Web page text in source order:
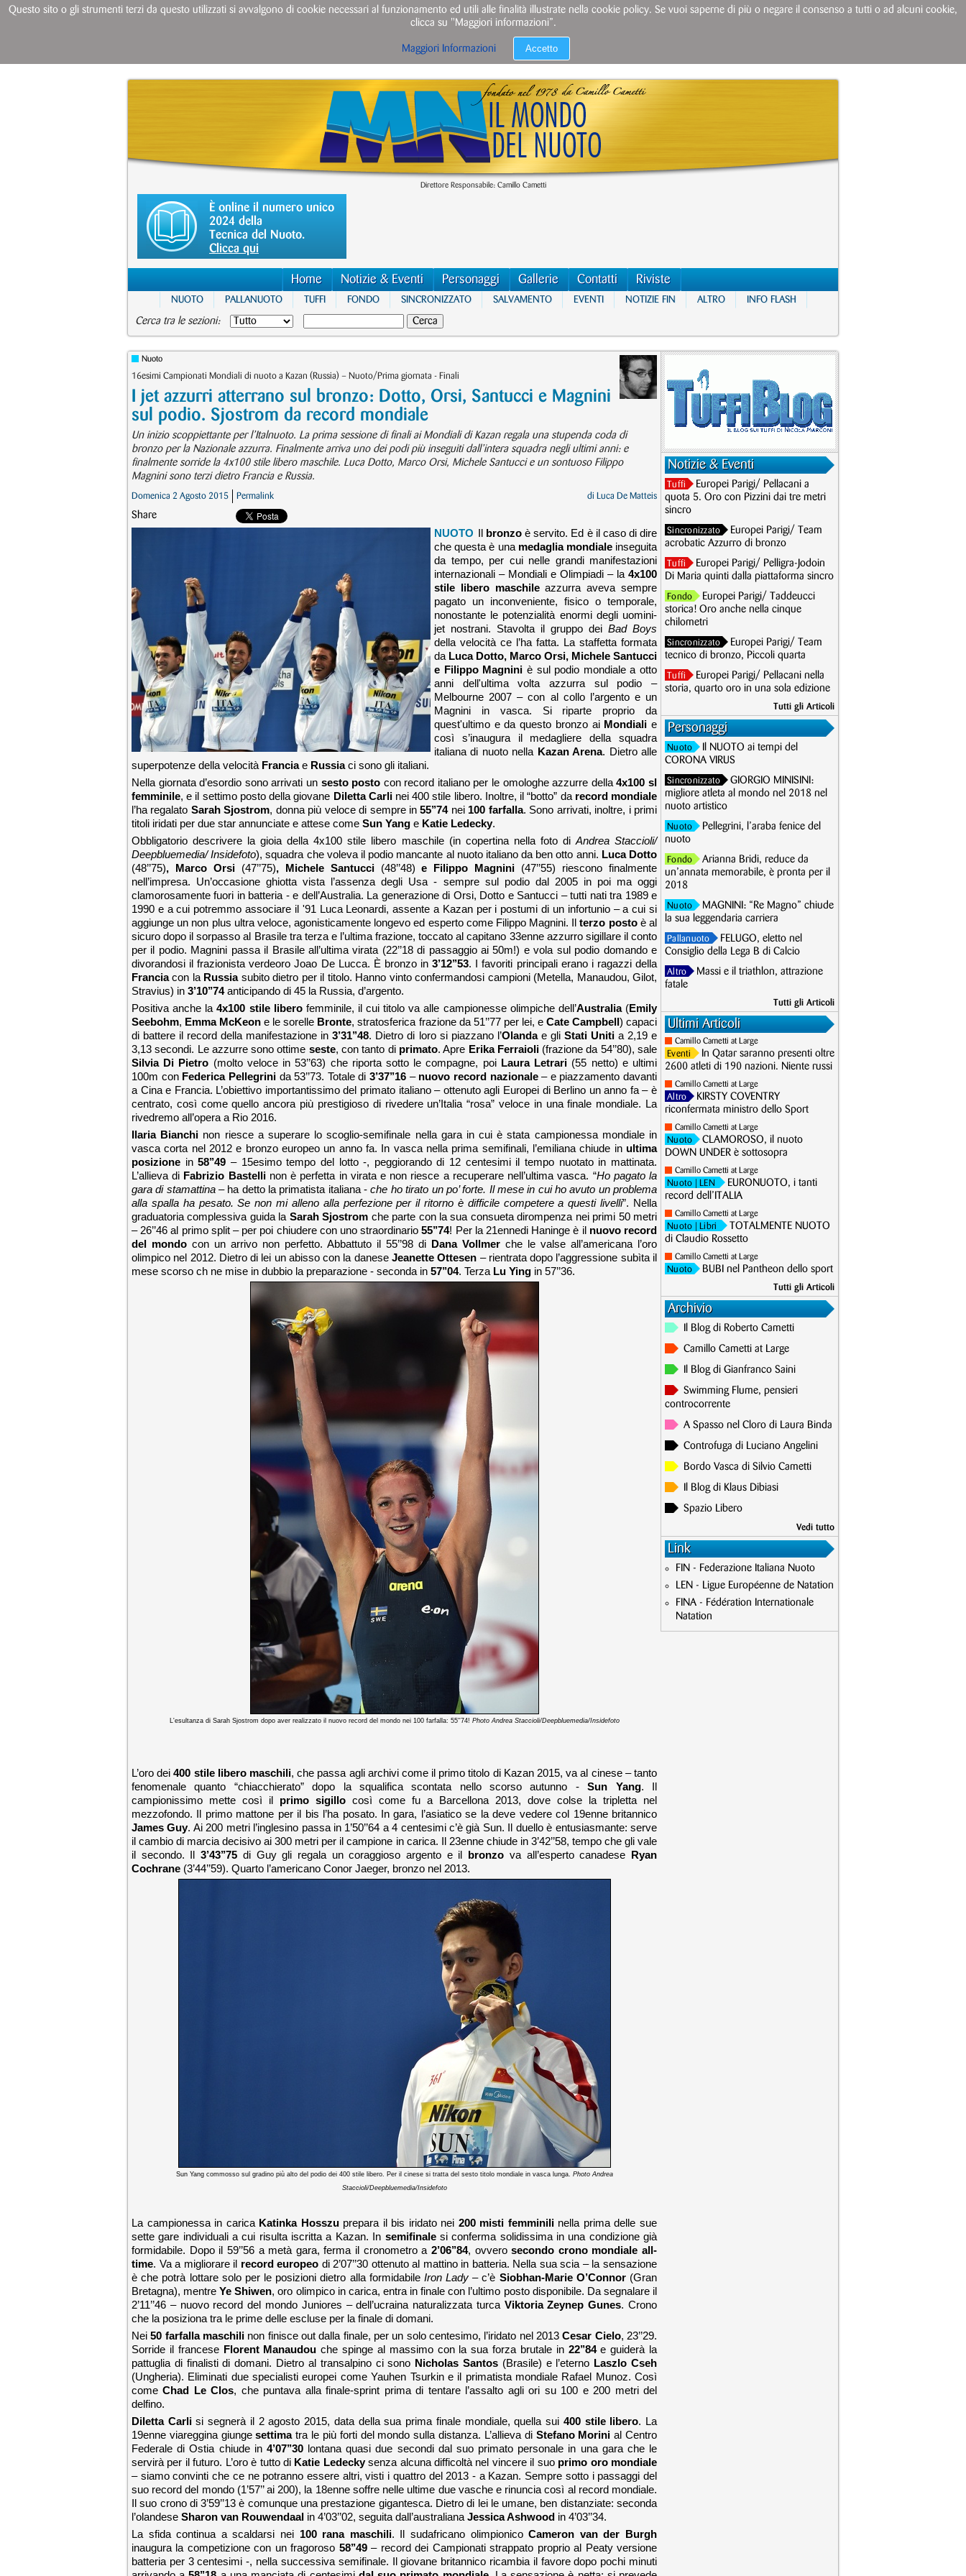
Direttore Responsabile: Camillo Cametti
È online il numero unico
2024 della
Tecnica del Nuoto.
Clicca qui
Home Notizie & Eventi Personaggi Gallerie Contatti Riviste
NUOTO PALLANUOTO TUFFI FONDO SINCRONIZZATO SALVAMENTO EVENTI NOTIZIE FIN ALTRO INFO FLASH
Cerca tra le sezioni:
Nuoto
16esimi Campionati Mondiali di nuoto a Kazan (Russia) – Nuoto/Prima giornata - Finali
I jet azzurri atterrano sul bronzo: Dotto, Orsi, Santucci e Magnini
sul podio. Sjostrom da record mondiale
Un inizio scoppiettante per l’Italnuoto. La prima sessione di finali ai Mondiali di Kazan regala una stupenda coda di
bronzo per la Nazionale azzurra. Finalmente arriva uno dei podi più inseguiti dall’intera squadra negli ultimi anni: e
finalmente sorride la 4x100 stile libero maschile. Luca Dotto, Marco Orsi, Michele Santucci e un sontuoso Filippo
Magnini sono terzi dietro Francia e Russia.
Domenica 2 Agosto 2015 Permalink di Luca De Matteis
Share
NUOTO Il bronzo è servito. Ed è il caso di dire
che questa è una medaglia mondialeinseguita
da tempo, per cui nelle grandi manifestazioni
internazionali – Mondiali e Olimpiadi – la 4x100
stile libero maschileazzurra aveva sempre
pagato un inconveniente, fisico o temporale,
nonostante le potenzialità enormi degli uomini-
jet nostrani. Stavolta il gruppo dei Bad Boys
della velocità ce l’ha fatta. La staffetta formata
da Luca Dotto, Marco Orsi, Michele Santucci
e Filippo Magnini è sul podio mondiale a otto
anni dell'ultima volta azzurra sul podio –
Melbourne 2007 – con al collo l’argento e un
Magnini in vasca. Si riparte proprio da
quest'ultimo e da questo bronzo ai Mondiali e
così s’inaugura il medagliere della squadra
italiana di nuoto nella Kazan Arena. Dietro alle
superpotenze della velocità Franciae Russiaci sono gli italiani.
Nella giornata d’esordio sono arrivati un sesto posto con record italiano per le omologhe azzurre della4x100 sl
femminile, e il settimo posto della giovane Diletta Carlinei 400 stile libero. Inoltre, il “botto” da record mondiale
l’ha regalato Sarah Sjostrom, donna più veloce di sempre in55’’74nei 100 farfalla. Sono arrivati, inoltre, i primi
titoli iridati per due star annunciate e attese come Sun Yang e Katie Ledecky.
Obbligatorio descrivere la gioia della 4x100 stile libero maschile (in copertina nella foto di Andrea Staccioli/
Deepbluemedia/ Insidefoto), squadra che voleva il podio mancante al nuoto italiano da ben otto anni. Luca Dotto
(48’’75), Marco Orsi (47’’75), Michele Santucci (48’’48)e Filippo Magnini (47’’55) riescono finalmente
nell’impresa. Un’occasione ghiotta vista l’assenza degli Usa - sempre sul podio dal 2005 in poi ma oggi
clamorosamente fuori in batteria - e dell’Australia. La generazione di Orsi, Dotto e Santucci – tutti nati tra 1989 e
1990 e a cui potremmo associare il '91 Luca Leonardi, assente a Kazan per i postumi di un infortunio – a cui si
aggiunge un non plus ultra veloce, agonisticamente longevo ed esperto come Filippo Magnini. Ilterzo postoè al
sicuro dopo il sorpasso al Brasile tra terza e l’ultima frazione, toccato al capitano 33enne azzurro sigillare il conto
per il podio. Magnini passa il Brasile all’ultima virata (22’’18 di passaggio ai 50m!) e vola sul podio domando e
divorandosi il frazionista verdeoro Joao De Lucca. È bronzo in3’12’’53. I favoriti principali erano i ragazzi della
Franciacon la Russiasubito dietro per il titolo. Hanno vinto confermandosi campioni (Metella, Manaudou, Gilot,
Stravius) in 3’10’’74anticipando di 45 la Russia, d’argento.
Positiva anche la4x100 stile liberofemminile, il cui titolo va alle campionesse olimpiche dell’Australia(Emily
Seebohm, Emma McKeon e le sorelle Bronte, stratosferica frazione da 51’’77 per lei, e Cate Campbell) capaci
di battere il record della manifestazione in3’31’’48. Dietro di loro si piazzano l’Olandae gli Stati Unitia 2,19 e
3,13 secondi. Le azzurre sono ottime seste, con tanto di primato. Apre Erika Ferraioli(frazione da 54’’80), sale
Silvia Di Pietro (molto veloce in 53’’63) che riporta sotto le compagne, poi Laura Letrari (55 netto) e ultimi
100m con Federica Pellegrinida 53’’73. Totale di 3’37’’16 – nuovo record nazionale– e piazzamento davanti
a Cina e Francia. L’obiettivo importantissimo del primato italiano – ottenuto agli Europei di Berlino un anno fa – è
centrato, così come quello ancora più prestigioso di rivedere un’Italia “rosa” veloce in una finale mondiale. La
rivedremo all’opera a Rio 2016.
Ilaria Bianchi non riesce a superare lo scoglio-semifinale nella gara in cui è stata campionessa mondiale in
vasca corta nel 2012 e bronzo europeo un anno fa. In vasca nella prima semifinali, l’emiliana chiude in ultima
posizione in58’’49 – 15esimo tempo del lotto -, peggiorando di 12 centesimi il tempo nuotato in mattinata.
L’allieva di Fabrizio Bastellinon è perfetta in virata e non riesce a recuperare nell’ultima vasca. “Ho pagato la
gara di stamattina– ha detto la primatista italiana -che ho tirato un po’ forte. Il mese in cui ho avuto un problema
alla spalla ha pesato. Se non mi alleno alla perfezione per il ritorno è difficile competere a questi livelli”. Nella
graduatoria complessiva guida la Sarah Sjostrom che parte con la sua consueta dirompenza nei primi 50 metri
– 26’’46 al primo split – per poi chiudere con uno straordinario55’’74! Per la 21ennedi Haninge è il nuovo record
del mondo con un arrivo non perfetto. Abbattuto il 55’’98 di Dana Vollmer che le valse all’americana l’oro
olimpico nel 2012. Dietro di lei un abisso con la daneseJeanette Ottesen – rientrata dopo l’aggressione subìta il
mese scorso ch ne mise in dubbio la preparazione - seconda in 57’’04. Terza Lu Ying in 57’’36.
L'esultanza di Sarah Sjostrom dopo aver realizzato il nuovo record del mondo nei 100 farfalla: 55''74! Photo Andrea Staccioli/Deepbluemedia/Insidefoto
L’oro dei400 stile libero maschili, che passa agli archivi come il primo titolo di Kazan 2015, va al cinese – tanto
fenomenale quanto “chiacchierato” dopo la squalifica scontata nello scorso autunno -Sun Yang. Il
campionissimo mette così il primo sigillo così come fu a Barcellona 2013, dove colse la tripletta nel
mezzofondo. Il primo mattone per il bis l’ha posato. In gara, l’asiatico se la deve vedere col 19enne britannico
James Guy. Ai 200 metri l’inglesino passa in 1’50’’64 a 4 centesimi c’è già Sun. Il duello è entusiasmante: serve
il cambio di marcia decisivo ai 300 metri per il campione in carica. Il 23enne chiude in 3’42’’58, tempo che gli vale
il secondo. Il3’43’’75 di Guy gli regala un coraggioso argento e il bronzo va all’esperto canadese Ryan
Cochrane (3’44’’59). Quarto l’americano Conor Jaeger, bronzo nel 2013.
Sun Yang commosso sul gradino più alto del podio dei 400 stile libero. Per il cinese si tratta del sesto titolo mondiale in vasca lunga. Photo Andrea
Staccioli/Deepbluemedia/Insidefoto
La campionessa in carica Katinka Hosszuprepara il bis iridato nei 200 misti femminilinella prima delle sue
sette gare individuali a cui risulta iscritta a Kazan. In semifinalesi conferma solidissima in una condizione già
formidabile. Dopo il 59’’56 a metà gara, ferma il cronometro a 2’06’’84, ovverosecondo crono mondiale all-
time. Va a migliorare il record europeo di 2’07’’30 ottenuto al mattino in batteria. Nella sua scia – la sensazione
è che potrà lottare solo per le posizioni dietro alla formidabile Iron Lady – c’è Siobhan-Marie O’Connor(Gran
Bretagna), mentreYe Shiwen, oro olimpico in carica, entra in finale con l’ultimo posto disponibile. Da segnalare il
2’11’’46 – nuovo record del mondo Juniores – dell’ucraina naturalizzata turca Viktoria Zeynep Gunes. Crono
che la posiziona tra le prime delle escluse per la finale di domani.
Nei50 farfalla maschili non finisce out dalla finale, per un solo centesimo, l’iridato nel 2013Cesar Cielo, 23’’29.
Sorride il francese Florent Manaudou che spinge al massimo con la sua forza brutale in 22’’84e guiderà la
pattuglia di finalisti di domani. Dietro al transalpino ci sono Nicholas Santos(Brasile) e l’eterno Laszlo Cseh
(Ungheria). Eliminati due specialisti europei come Yauhen Tsurkin e il primatista mondiale Rafael Munoz. Così
comeChad Le Clos, che puntava alla finale-sprint prima di tentare l’assalto agli ori su 100 e 200 metri del
delfino.
Diletta Carlisi segnerà il 2 agosto 2015, data della sua prima finale mondiale, quella sui 400 stile libero. La
19enne viareggina giungesettimatra le più forti del mondo sulla distanza. L’allieva di Stefano Morini al Centro
Federale di Ostia chiude in 4’07’’30lontana quasi due secondi dal suo primato personale in una gara che le
servirà per il futuro. L’oro è tutto di Katie Ledeckysenza alcuna difficoltà nel vincere il suo primo oro mondiale
– siamo convinti che ce ne potranno essere altri, visti i quattro del 2013 - a Kazan. Sempre sotto i passaggi del
suo record del mondo (1’57’’ ai 200), la 18enne soffre nelle ultime due vasche e rinuncia così al record mondiale.
Il suo crono di 3’59’’13 è comunque una prestazione gigantesca. Dietro di lei le umane, ben distanziate: seconda
l’olandese Sharon van Rouwendaal in 4’03’’02, seguita dall’australiana Jessica Ashwood in 4’03’’34.
La sfida continua a scaldarsi nei 100 rana maschili. Il sudafricano olimpionicoCameron van der Burgh
inaugura la competizione con un fragoroso 58’’49– record dei Campionati strappato proprio al Peaty versione
batteria per 3 centesimi -, nella successiva semifinale. Il giovane britannico ricambia il favore dopo pochi minuti
Notizie & Eventi
Tuffi
Europei Parigi/ Pellacani a
quota 5. Oro con Pizzini dai tre metri
sincro
Sincronizzato
Europei Parigi/ Team
acrobatic Azzurro di bronzo
Tuffi
Europei Parigi/ Pelligra-Jodoin
Di Maria quinti dalla piattaforma sincro
Fondo
Europei Parigi/ Taddeucci
storica! Oro anche nella cinque
chilometri
Sincronizzato
Europei Parigi/ Team
tecnico di bronzo, Piccoli quarta
Tuffi
Europei Parigi/ Pellacani nella
storia, quarto oro in una sola edizione
Tutti gli Articoli
Personaggi
Nuoto
Il NUOTO ai tempi del
CORONA VIRUS
Sincronizzato
GIORGIO MINISINI:
migliore atleta al mondo nel 2018 nel
nuoto artistico
Nuoto
Pellegrini, l’araba fenice del
nuoto
Fondo
Arianna Bridi, reduce da
un’annata memorabile, è pronta per il
2018
Nuoto
MAGNINI: “Re Magno” chiude
la sua leggendaria carriera
Pallanuoto
FELUGO, eletto nel
Consiglio della Lega B di Calcio
Altro
Massi e il triathlon, attrazione
fatale
Tutti gli Articoli
Ultimi Articoli
Camillo Cametti at Large
Eventi
In Qatar saranno presenti oltre
2600 atleti di 190 nazioni. Niente russi
Camillo Cametti at Large
Altro
KIRSTY COVENTRY
riconfermata ministro dello Sport
Camillo Cametti at Large
Nuoto
CLAMOROSO, il nuoto
DOWN UNDER è sottosopra
Camillo Cametti at Large
Nuoto | LEN
EURONUOTO, i tanti
record dell’ITALIA
Camillo Cametti at Large
Nuoto | Libri
TOTALMENTE NUOTO
di Claudio Rossetto
Camillo Cametti at Large
Nuoto BUBI nel Pantheon dello sport
Tutti gli Articoli
Archivio
Il Blog di Roberto Cametti
Camillo Cametti at Large
Il Blog di Gianfranco Saini
Swimming Flume, pensieri
controcorrente
A Spasso nel Cloro di Laura Binda
Controfuga di Luciano Angelini
Bordo Vasca di Silvio Cametti
Il Blog di Klaus Dibiasi
Spazio Libero
Vedi tutto
Link
FIN - Federazione Italiana Nuoto
LEN - Ligue Européenne de Natation
FINA - Fédération Internationale
Natation
Questo sito o gli strumenti terzi da questo utilizzati si avvalgono di cookie necessari al funzionamento ed utili alle finalità illustrate nella cookie policy. Se vuoi saperne di più o negare il consenso a tutti o ad alcuni cookie,
clicca su "Maggiori informazioni”.
Maggiori Informazioni Accetto